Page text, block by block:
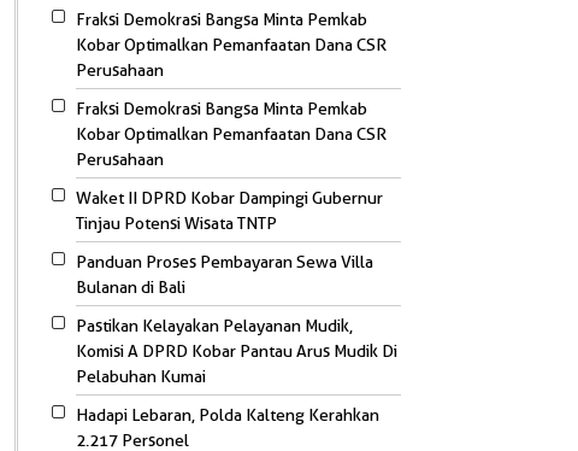
Fraksi Demokrasi Bangsa Minta Pemkab
Kobar Optimalkan Pemanfaatan Dana CSR
Perusahaan
Fraksi Demokrasi Bangsa Minta Pemkab
Kobar Optimalkan Pemanfaatan Dana CSR
Perusahaan
Waket II DPRD Kobar Dampingi Gubernur
Tinjau Potensi Wisata TNTP
Panduan Proses Pembayaran Sewa Villa
Bulanan di Bali
Pastikan Kelayakan Pelayanan Mudik,
Komisi A DPRD Kobar Pantau Arus Mudik Di
Pelabuhan Kumai
Hadapi Lebaran, Polda Kalteng Kerahkan
2.217 Personel